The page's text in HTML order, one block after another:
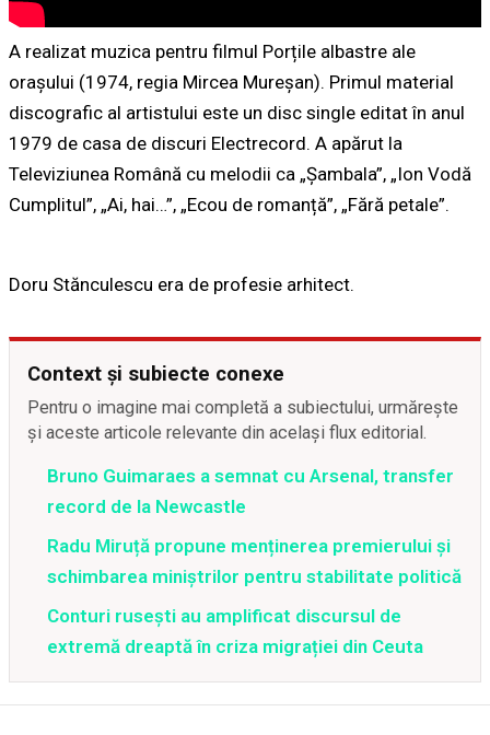
A realizat muzica pentru filmul Porțile albastre ale
orașului (1974, regia Mircea Mureșan). Primul material
discografic al artistului este un disc single editat în anul
1979 de casa de discuri Electrecord. A apărut la
Televiziunea Română cu melodii ca „Șambala”, „Ion Vodă
Cumplitul”, „Ai, hai…”, „Ecou de romanță”, „Fără petale”.
Doru Stănculescu era de profesie arhitect.
Context și subiecte conexe
Pentru o imagine mai completă a subiectului, urmărește
și aceste articole relevante din același flux editorial.
Bruno Guimaraes a semnat cu Arsenal, transfer
record de la Newcastle
Radu Miruță propune menținerea premierului și
schimbarea miniștrilor pentru stabilitate politică
Conturi rusești au amplificat discursul de
extremă dreaptă în criza migrației din Ceuta